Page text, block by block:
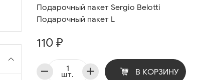
Подарочный пакет Sergio Belotti
Подарочный пакет L
110 ₽
шт. В КОРЗИНУ